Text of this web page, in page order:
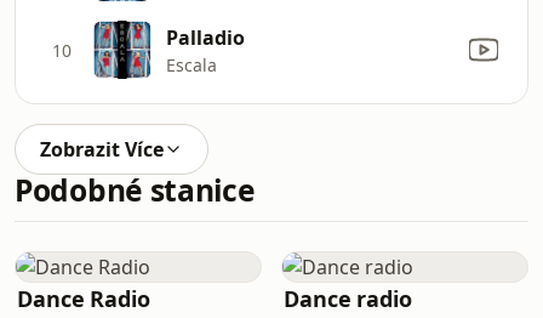
10 Palladio
Escala
Zobrazit Více
Podobné stanice
Dance Radio Dance radio